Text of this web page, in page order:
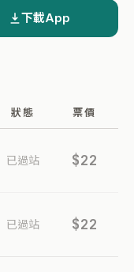
下載App
狀態 票價
已過站 $22
已過站 $22